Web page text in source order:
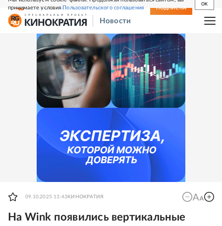
принимаете условияПользовательского соглашения
OK
СВЕЖИЙ НОМЕР ПОДПИСКА
Новости
09.10.2025 13:43 КИНОКРАТИЯ
На Wink появились вертикальные